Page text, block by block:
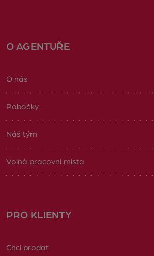
O AGENTUŘE
O nás
Pobočky
Náš tým
Volná pracovní místa
PRO KLIENTY
Chci prodat